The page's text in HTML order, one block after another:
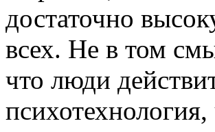
достаточно
всех. Не в том
что люди